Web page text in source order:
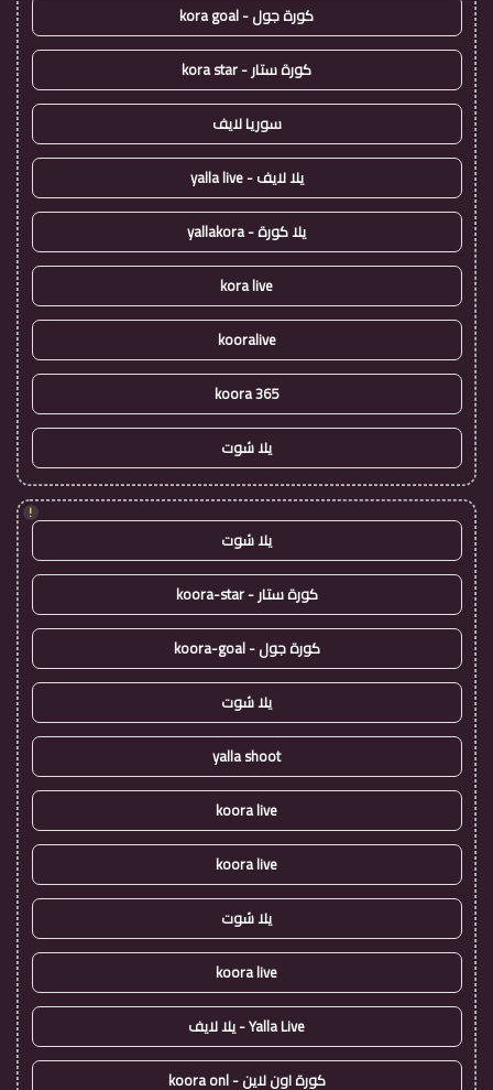
كورة جول - kora goal
كورة ستار - kora star
سوريا لايف
يلا لايف - yalla live
يلا كورة - yallakora
kora live
kooralive
koora 365
يلا شوت
!
يلا شوت
كورة ستار - koora-star
كورة جول - koora-goal
يلا شوت
yalla shoot
koora live
koora live
يلا شوت
koora live
Yalla Live - يلا لايف
كورة اون لاين - koora onl